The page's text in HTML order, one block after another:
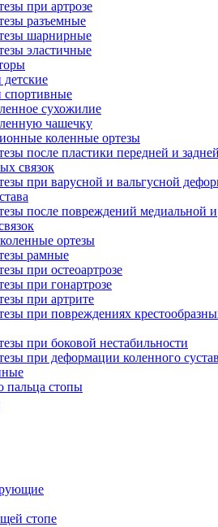
при артрозе
разъемные
шарнирные
эластичные
спортивные
сухожилие
чашечку
коленные ортезы
после пластики передней и
связок
при варусной и вальгусной
после повреждений медиальной и
ортезы
рамные
при остеоартрозе
при гонартрозе
при артрите
при повреждениях
при боковой нестабильности
при деформации коленного
пальца стопы
стопе